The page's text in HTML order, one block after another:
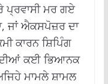
ਪ੍ਰਵਾਸੀ ਮਰ ਗਏ
ਜਾਂ ਐਕਸਪੋਜ਼ਰ ਦਾ
ਕਾਰਨ ਸ਼ਿਪਿੰਗ
ਦੀਆਂ ਕਈ ਭਿਆਨਕ
ਮਾਮਲੇ ਸ਼ਾਮਲ